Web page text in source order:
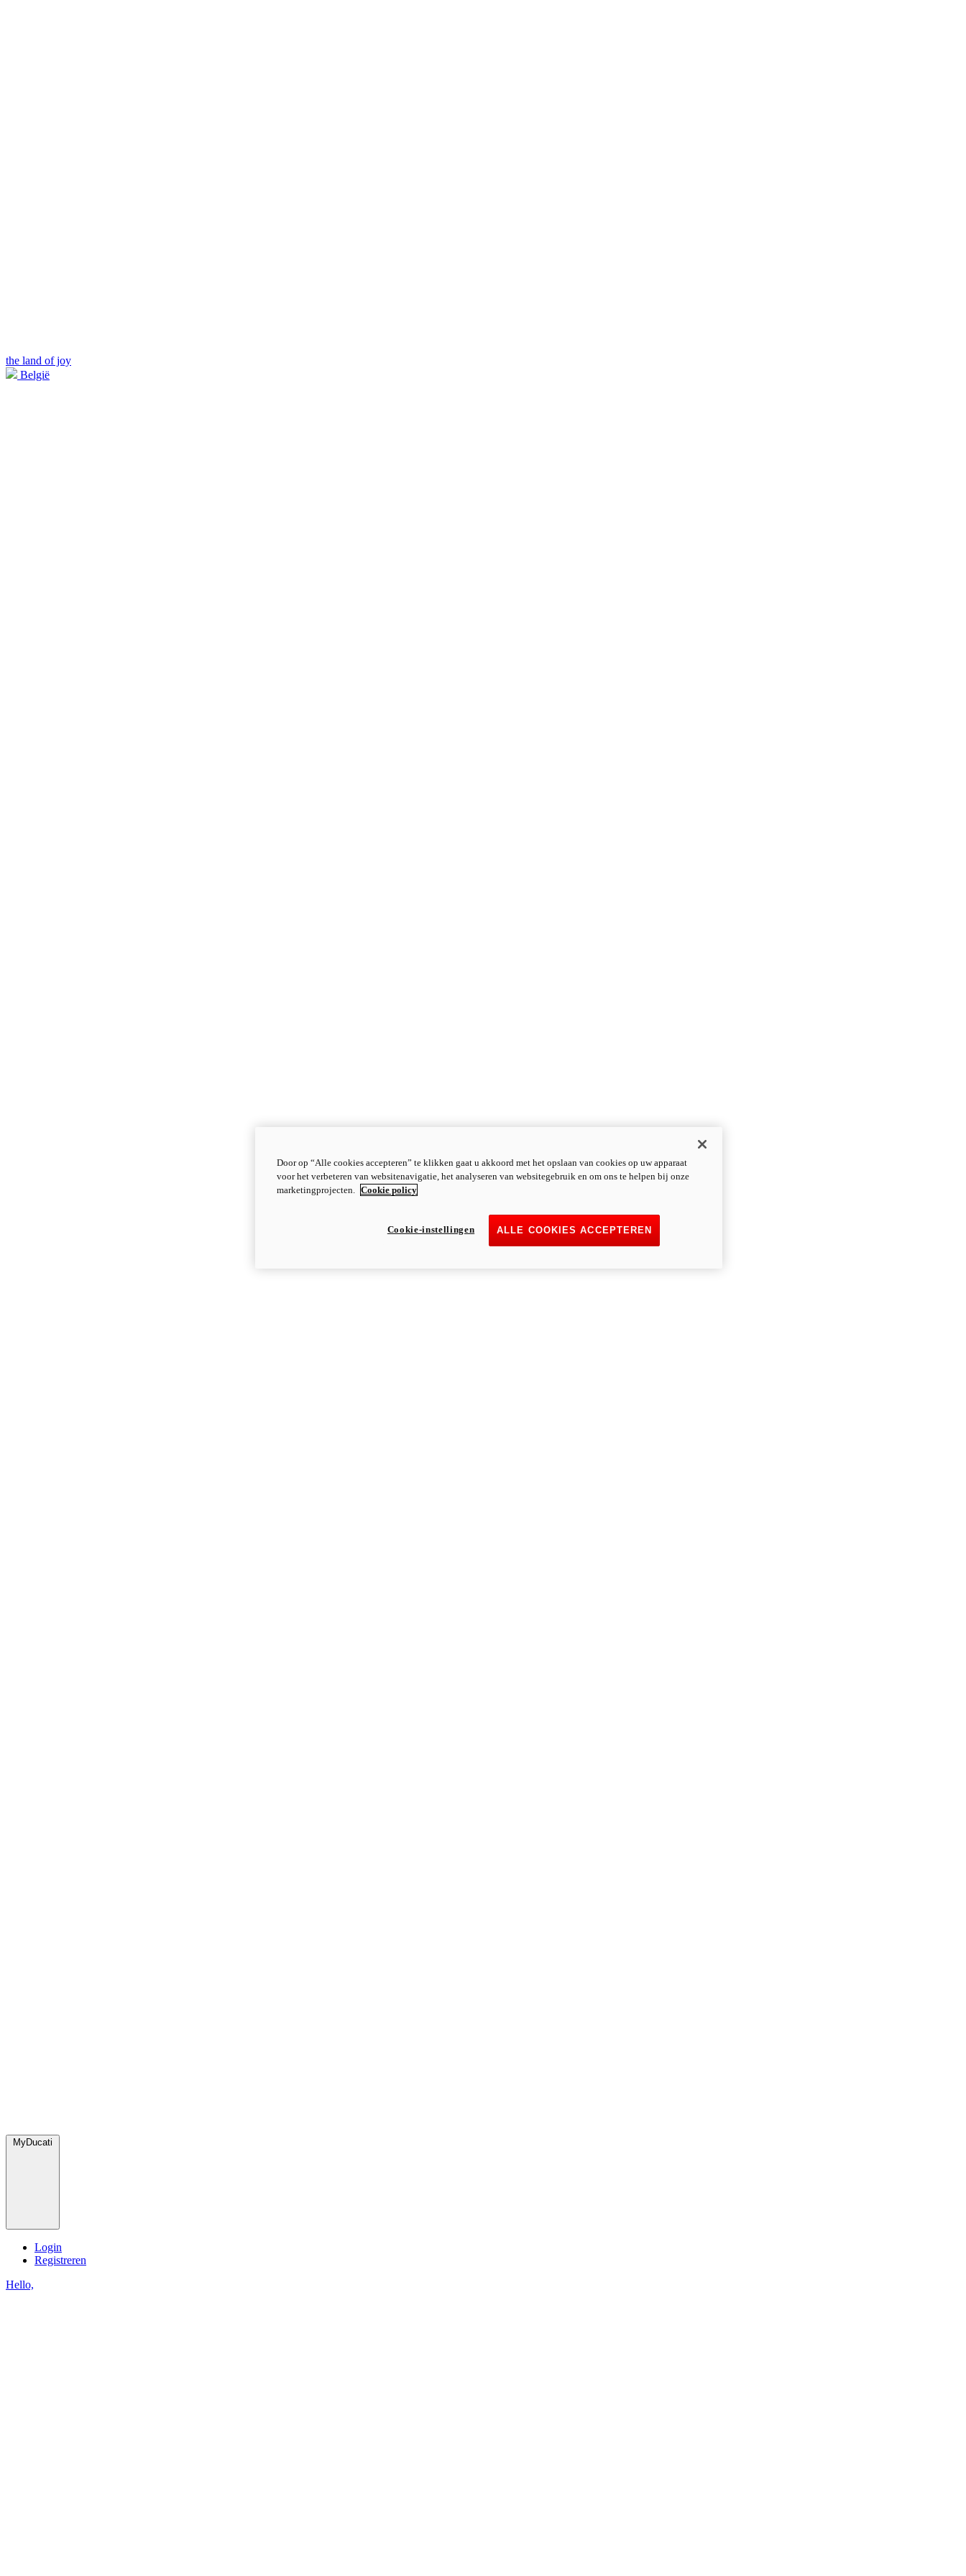
the land of joy
België
MyDucati
Login
Registreren
Hello,
Door op “Alle cookies accepteren” te klikken gaat u akkoord met het opslaan van cookies op uw apparaat
voor het verbeteren van websitenavigatie, het analyseren van websitegebruik en om ons te helpen bij onze
marketingprojecten. Cookie policy
ALLE COOKIES ACCEPTEREN
Cookie-instellingen